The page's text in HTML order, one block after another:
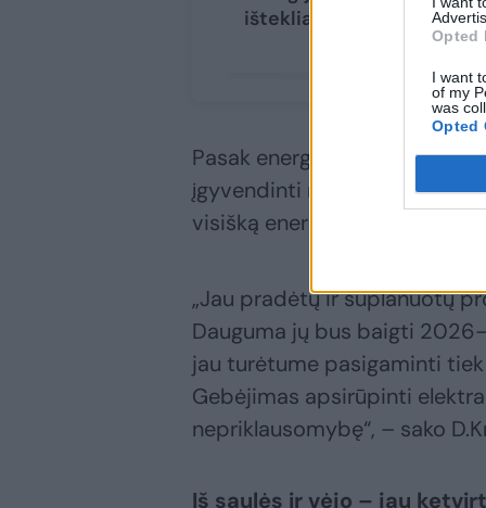
Opted
I want
of my
was
Opted
ištekliai
Pasak energetikos ministro,
įgyvendinti nauji saulės ir
visišką energetinę
„Jau pradėtų ir suplanuotų
Dauguma jų bus baigti
jau turėtume pasigaminti
Gebėjimas apsirūpinti
nepriklausomybę“, – sako
Iš saulės ir vėjo – jau